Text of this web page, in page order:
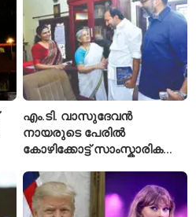
എം.ടി. വാസുദേവൻ
നായരുടെ പേരിൽ
കോഴിക്കോട്ട് സാംസ്കാരിക
പ്രവർത്തനങ്ങൾക്ക് ₹50
കോടി